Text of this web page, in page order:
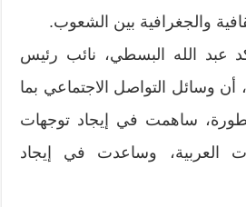
والجغرافية بين الشعوب.
عبد الله البسطي، نائب رئيس
أن وسائل التواصل الاجتماعي بما
ساهمت في إيجاد توجهات
العربية، وساعدت في إيجاد